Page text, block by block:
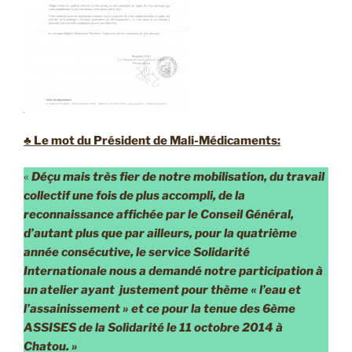
♣ Le mot du Président de Mali-Médicaments:
« Déçu mais très fier de notre mobilisation, du travail
collectif une fois de plus accompli, de la
reconnaissance affichée par le Conseil Général,
d’autant plus que par ailleurs, pour la quatrième
année consécutive, le service Solidarité
Internationale nous a demandé notre participation à
un atelier ayant justement pour thème « l’eau et
l’assainissement » et ce pour la tenue des 6ème
ASSISES de la Solidarité le 11 octobre 2014 à
Chatou. »